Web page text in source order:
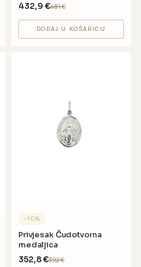
432,9 €481€
DODAJ U KOŠARICU
−10%
Privjesak Čudotvorna
medaljica
352,8€392€